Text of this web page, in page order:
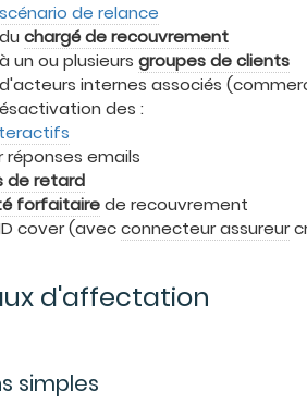
scénario de relance
chargé de recouvrement
un ou plusieursgroupes de clients
internes associés
des :
réponses emails
de retard
forfaitairede recouvrement
cover (avecconnecteur assureur
d'affectation
simples